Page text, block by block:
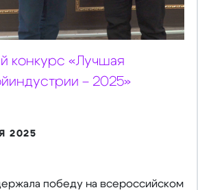
конкурс «Лучшая
– 2025»
2025
победу на всероссийском